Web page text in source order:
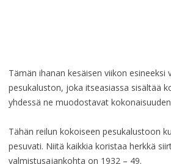
Tämän ihanan kesäisen viikon esineeksi
pesukaluston, joka itseasiassa sisältää
yhdessä ne muodostavat
Tähän reilun kokoiseen pesukalustoon
pesuvati. Niitä kaikkia koristaa herkkä
valmistusajankohta on 1932 – 49.